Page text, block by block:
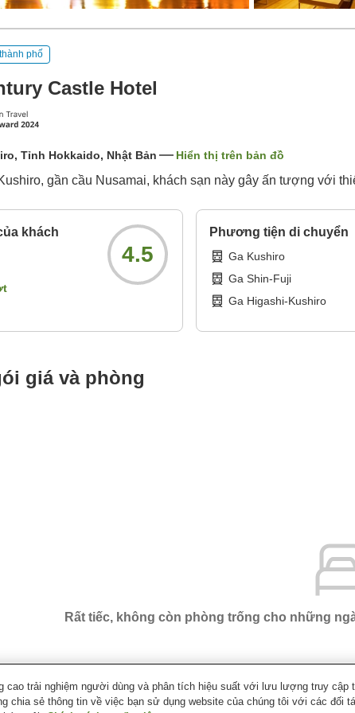
phố
Castle Hotel
Tỉnh Hokkaido, Nhật Bản Hiển thị trên bản đồ
gần cầu Nusamai, khách sạn này gây ấn tượng với
khách
4.5
Phương tiện di chuyển
Ga Kushiro
Ga Shin-Fuji
Ga Higashi-Kushiro
giá và phòng
Rất tiếc, không còn phòng trống cho những
cao trải nghiệm người dùng và phân tích hiệu suất với lưu lượng truy cập
chia sẻ thông tin về việc bạn sử dụng website của chúng tôi với các đối